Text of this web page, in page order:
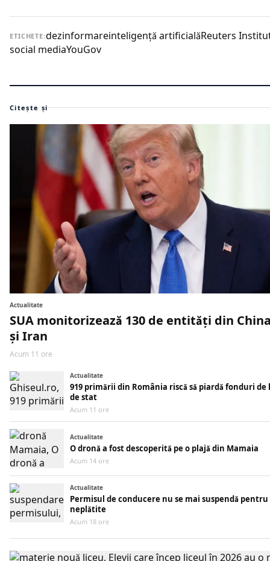
ETICHETE:dezinformareinteligenţă artificialăReuters
social mediaYouGov
Citește și
Actualitate
SUA monitorizează 130 de entități din
și Iran
Acum 11 ore
Actualitate
919 primării din România riscă să piardă fonduri
de stat
Acum 11 ore
Actualitate
O dronă a fost descoperită pe o plajă din Mamaia
Acum 14 ore
Actualitate
Permisul de conducere nu se mai suspendă
neplătite
Acum 18 ore